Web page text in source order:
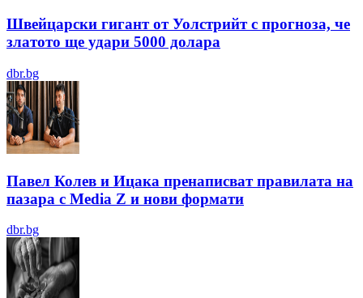
Швейцарски гигант от Уолстрийт с прогноза, че
златото ще удари 5000 долара
dbr.bg
Павел Колев и Ицака пренаписват правилата на
пазара с Media Z и нови формати
dbr.bg